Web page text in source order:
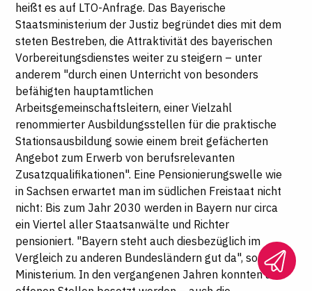
heißt es auf LTO-Anfrage. Das Bayerische
Staatsministerium der Justiz begründet dies mit dem
steten Bestreben, die Attraktivität des bayerischen
Vorbereitungsdienstes weiter zu steigern – unter
anderem "durch einen Unterricht von besonders
befähigten hauptamtlichen
Arbeitsgemeinschaftsleitern, einer Vielzahl
renommierter Ausbildungsstellen für die praktische
Stationsausbildung sowie einem breit gefächerten
Angebot zum Erwerb von berufsrelevanten
Zusatzqualifikationen". Eine Pensionierungswelle wie
in Sachsen erwartet man im südlichen Freistaat nicht
nicht: Bis zum Jahr 2030 werden in Bayern nur circa
ein Viertel aller Staatsanwälte und Richter
pensioniert. "Bayern steht auch diesbezüglich im
Vergleich zu anderen Bundesländern gut da", so das
Ministerium. In den vergangenen Jahren konnten alle